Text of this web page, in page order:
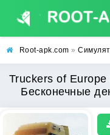
Root-apk.com »
Truckers of
Бесконечные